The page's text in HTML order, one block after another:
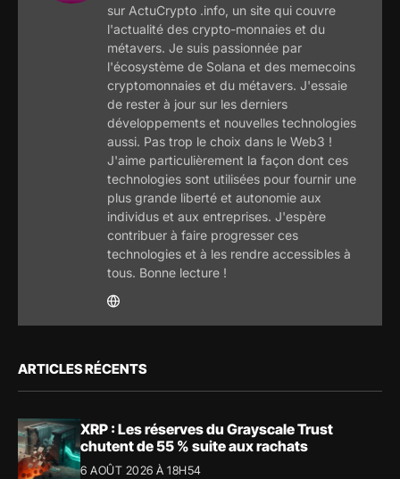
sur ActuCrypto .info, un site qui couvre
l'actualité des crypto-monnaies et du
métavers. Je suis passionnée par
l'écosystème de Solana et des memecoins
cryptomonnaies et du métavers. J'essaie
de rester à jour sur les derniers
développements et nouvelles technologies
aussi. Pas trop le choix dans le Web3 !
J'aime particulièrement la façon dont ces
technologies sont utilisées pour fournir une
plus grande liberté et autonomie aux
individus et aux entreprises. J'espère
contribuer à faire progresser ces
technologies et à les rendre accessibles à
tous. Bonne lecture !
ARTICLES RÉCENTS
XRP : Les réserves du Grayscale Trust
chutent de 55 % suite aux rachats
6 AOÛT 2026 À 18H54